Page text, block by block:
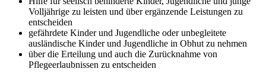
Volljährige zu leisten und über ergänzende Leistungen zu
entscheiden
gefährdete Kinder und Jugendliche oder unbegleitete
ausländische Kinder und Jugendliche in Obhut zu nehmen
über die Erteilung und auch die Zurücknahme von
Pflegeerlaubnissen zu entscheiden